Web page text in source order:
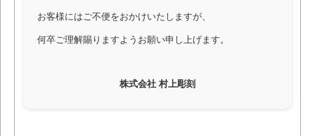
お客様にはご不便をおかけいたしますが、
何卒ご理解賜りますようお願い申し上げます。
株式会社 村上彫刻